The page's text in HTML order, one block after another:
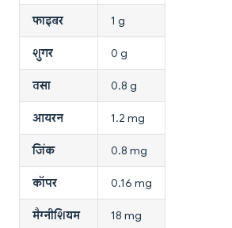
फाइबर 1 g
शुगर 0 g
वसा 0.8 g
आयरन 1.2 mg
जिंक 0.8 mg
कॉपर 0.16 mg
मैग्नीशियम 18 mg